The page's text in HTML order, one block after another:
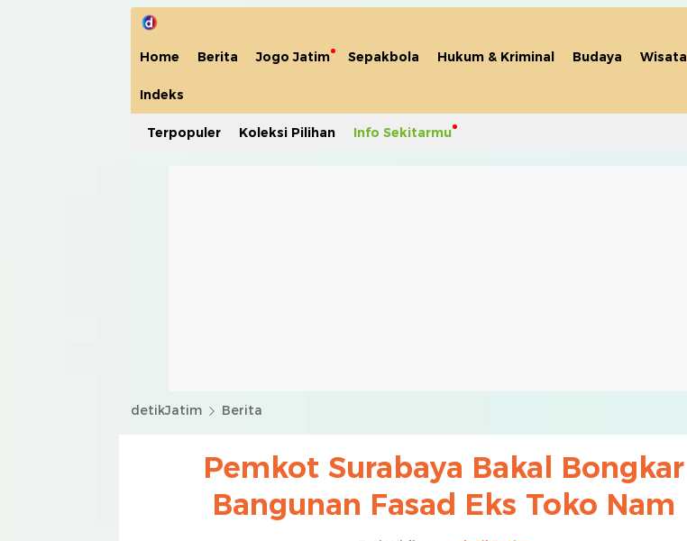
Home Berita Jogo Jatim Sepakbola Hukum & Kriminal Budaya Wisata
Indeks
Terpopuler Koleksi Pilihan Info Sekitarmu
detikJatim Berita
Pemkot Surabaya Bakal Bongkar
Bangunan Fasad Eks Toko Nam